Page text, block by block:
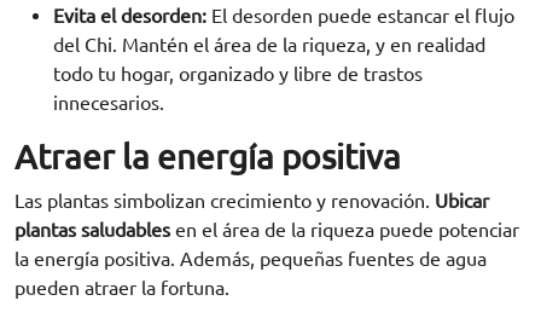
Evita el desorden: El desorden puede estancar el flujo
del Chi. Mantén el área de la riqueza, y en realidad
todo tu hogar, organizado y libre de trastos
innecesarios.
Atraer la energía positiva
Las plantas simbolizan crecimiento y renovación. Ubicar
plantas saludables en el área de la riqueza puede potenciar
la energía positiva. Además, pequeñas fuentes de agua
pueden atraer la fortuna.